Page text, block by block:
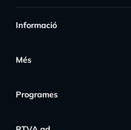
Informació
Més
Programes